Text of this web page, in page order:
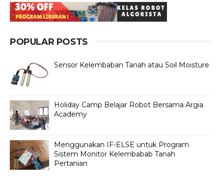
POPULAR POSTS
Sensor Kelembaban Tanah atau Soil Moisture
Holiday Camp Belajar Robot Bersama Argia
Academy
Menggunakan IF-ELSE untuk Program
Sistem Monitor Kelembabab Tanah
Pertanian